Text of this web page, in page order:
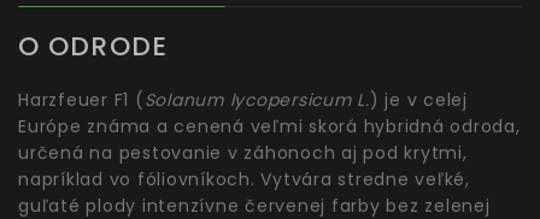
O ODRODE
Harzfeuer F1 ( Solanum lycopersicum L.) je v celej
Európe známa a cenená veľmi skorá hybridná odroda,
určená na pestovanie v záhonoch aj pod krytmi,
napríklad vo fóliovníkoch. Vytvára stredne veľké,
guľaté plody intenzívne červenej farby bez zelenej